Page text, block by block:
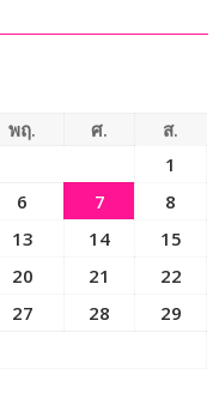
ให้
พฤ. ศ.
ส.
1
6 7
8
13 14
15
20 21
22
27 28
29